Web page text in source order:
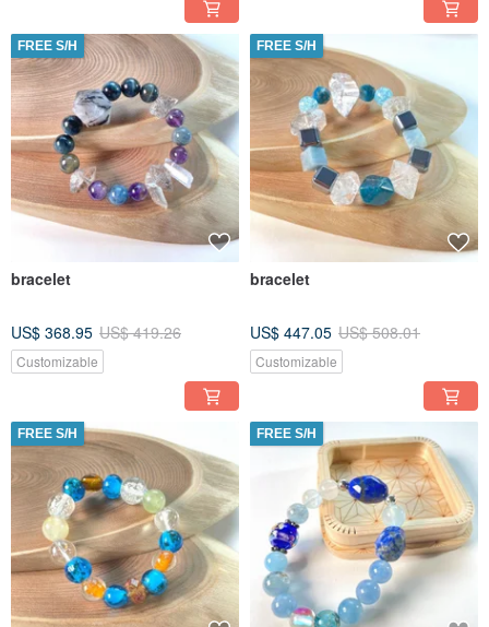
FREE S/H
bracelet
US$ 368.95 US$ 419.26
Customizable
FREE S/H
bracelet
US$ 447.05 US$ 508.01
Customizable
FREE S/H FREE S/H